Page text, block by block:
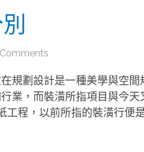
規劃設計是一種美學與空間
業，而裝潢所指項目與今天
工程，以前所指的裝潢行便